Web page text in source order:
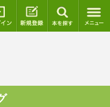
ログイン 新規登録